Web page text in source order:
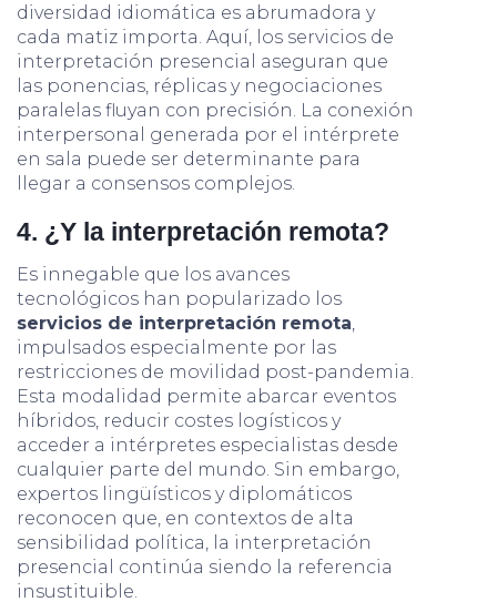
diversidad idiomática es abrumadora y
cada matiz importa. Aquí, los servicios de
interpretación presencial aseguran que
las ponencias, réplicas y negociaciones
paralelas fluyan con precisión. La conexión
interpersonal generada por el intérprete
en sala puede ser determinante para
llegar a consensos complejos.
4. ¿Y la interpretación remota?
Es innegable que los avances
tecnológicos han popularizado los
servicios de interpretación remota,
impulsados especialmente por las
restricciones de movilidad post-pandemia.
Esta modalidad permite abarcar eventos
híbridos, reducir costes logísticos y
acceder a intérpretes especialistas desde
cualquier parte del mundo. Sin embargo,
expertos lingüísticos y diplomáticos
reconocen que, en contextos de alta
sensibilidad política, la interpretación
presencial continúa siendo la referencia
insustituible.